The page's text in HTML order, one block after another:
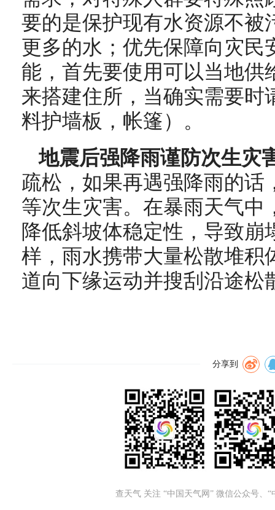
要的是保护现有水资源不被
更多的水；优先保障向灾民
能，首先要使用可以当地供
来搭建住所，当确实需要时
料护墙板，帐篷）。
地震后强降雨谨防次生灾
疏松，如果再遇强降雨的话
等次生灾害。在暴雨天气中
降低斜坡体稳定性，导致
样，雨水携带大量松散堆积
道向下缘运动并搜刮沿途松
分享到
查天气 关注 “中国天气网” 微信公众号、